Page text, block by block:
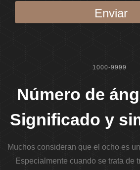
Enviar
1000-9999
Número de
Significado y
Muchos consideran que el ocho es
Especialmente cuando se trata de